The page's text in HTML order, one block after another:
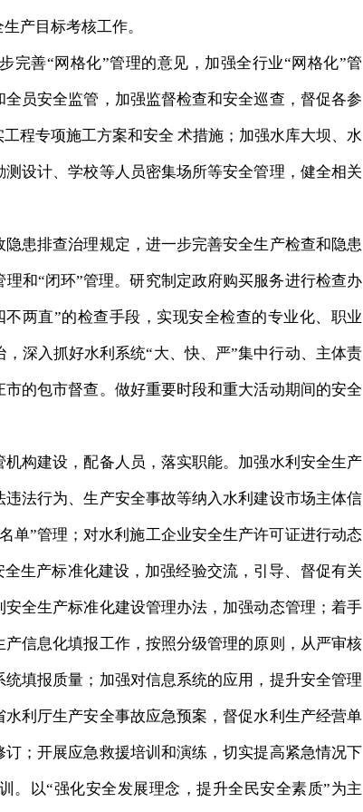
产目标考核工作。
善“网格化”管理的意见，加强全行业“网格化”管
员安全监管，加强监督检查和安全巡查，督促各参
程专项施工方案和安全 术措施；加强水库大坝、水
设计、学校等人员密集场所等安全管理，健全相关
排查治理规定，进一步完善安全生产检查和隐患
和“闭环”管理。研究制定政府购买服务进行检查办
两直”的检查手段，实现安全检查的专业化、职业
深入抓好水利系统“大、快、严”集中行动、主体责
的包市督查。做好重要时段和重大活动期间的安全
建设，配备人员，落实职能。加强水利安全生产
法行为、生产安全事故等纳入水利建设市场主体信
单”管理；对水利施工企业安全生产许可证进行动态
生产标准化建设，加强经验交流，引导、督促有关
全生产标准化建设管理办法，加强动态管理；着手
信息化填报工作，按照分级管理的原则，从严审核
填报质量；加强对信息系统的应用，提升安全管理
利厅生产安全事故应急预案，督促水利生产经营单
；开展应急救援培训和演练，切实提高紧急情况下
。以“强化安全发展理念，提升全民安全素质”为主